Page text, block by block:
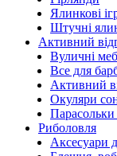
Ялинкові
Штучні
Активний
Вуличні
Все для
Активний
Окуляри
Риболовля
Аксесуари